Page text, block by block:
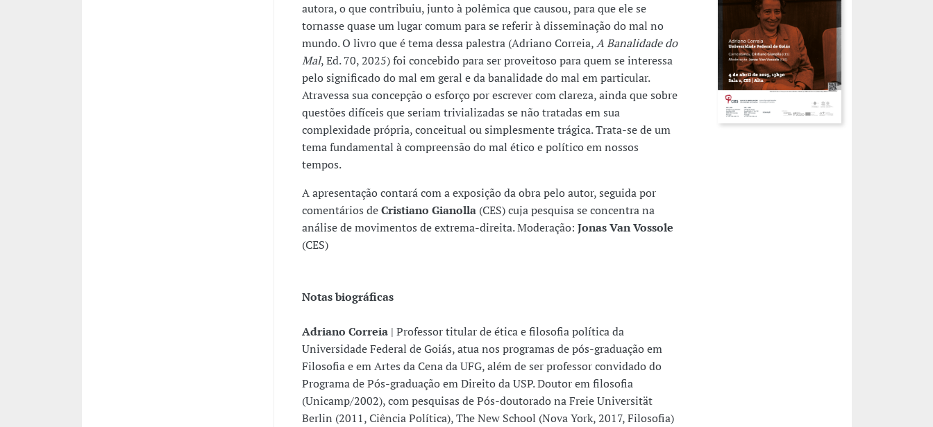
autora, o que contribuiu, junto à polêmica que causou, para que ele se
tornasse quase um lugar comum para se referir à disseminação do mal no
mundo. O livro que é tema dessa palestra (Adriano Correia,A Banalidade do
Mal, Ed. 70, 2025) foi concebido para ser proveitoso para quem se interessa
pelo significado do mal em geral e da banalidade do mal em particular.
Atravessa sua concepção o esforço por escrever com clareza, ainda que sobre
questões difíceis que seriam trivializadas se não tratadas em sua
complexidade própria, conceitual ou simplesmente trágica. Trata-se de um
tema fundamental à compreensão do mal ético e político em nossos
tempos.
A apresentação contará com a exposição da obra pelo autor, seguida por
comentários deCristiano Gianolla (CES) cuja pesquisa se concentra na
análise de movimentos de extrema-direita. Moderação: Jonas Van Vossole
(CES)
Notas biográficas
Adriano Correia| Professor titular de ética e filosofia política da
Universidade Federal de Goiás, atua nos programas de pós-graduação em
Filosofia e em Artes da Cena da UFG, além de ser professor convidado do
Programa de Pós-graduação em Direito da USP. Doutor em filosofia
(Unicamp/2002), com pesquisas de Pós-doutorado na Freie Universität
Berlin (2011, Ciência Política), The New School (Nova York, 2017, Filosofia)